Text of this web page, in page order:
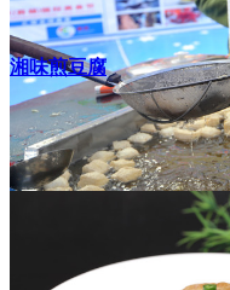
湘味煎豆腐